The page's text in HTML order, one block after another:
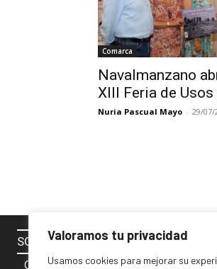
Valoramos tu privacidad
Usamos cookies para mejorar su
Comarca
Navalmanzano
XIII Feria de
Nuria Pascual Mayo - 29/07/
SOBRE NOSOTROS
Contacto